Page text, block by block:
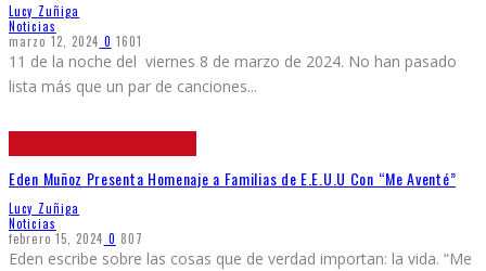
Lucy Zuñiga
Noticias
marzo 12, 2024 0 1601
11 de la noche del viernes 8 de marzo de 2024. No han pasado
lista más que un par de canciones...
Eden Muñoz Presenta Homenaje a Familias de E.E.U.U Con “Me Aventé”
Lucy Zuñiga
Noticias
febrero 15, 2024 0 807
Eden escribe sobre las cosas que de verdad importan: la vida. “Me